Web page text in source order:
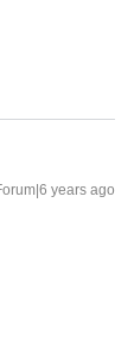
years ago